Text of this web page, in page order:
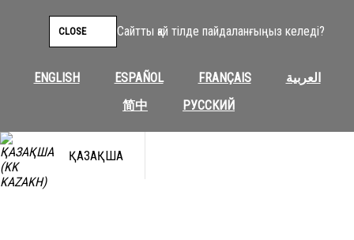
Сайтты қай тілде пайдаланғыңыз келеді?
ENGLISH ESPAÑOL FRANÇAIS
العربية
简中
РУССКИЙ
CLOSE
ҚАЗАҚША